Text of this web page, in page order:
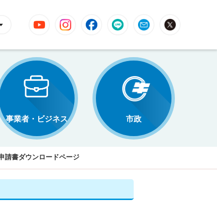
YouTube InstagramFacebookLINE Mail
事業者・ビジネス 市政
請書ダウンロードページ